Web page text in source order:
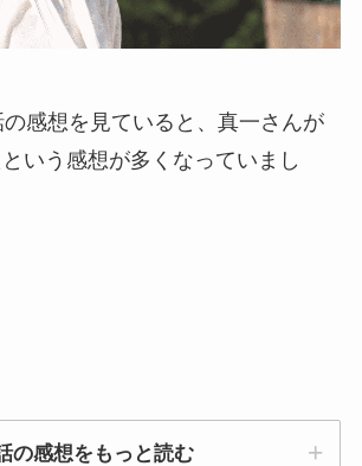
の感想を見ていると、真一さんが
いう感想が多くなっていまし
の感想をもっと読む